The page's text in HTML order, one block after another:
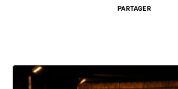
PARTAGER